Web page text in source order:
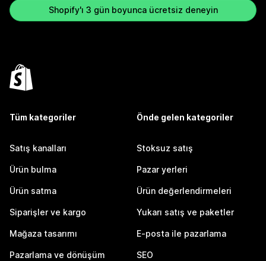
Shopify'ı 3 gün boyunca ücretsiz deneyin
Tüm kategoriler
Satış kanalları
Ürün bulma
Ürün satma
Siparişler ve kargo
Mağaza tasarımı
Pazarlama ve dönüşüm
Önde gelen kategoriler
Stoksuz satış
Pazar yerleri
Ürün değerlendirmeleri
Yukarı satış ve paketler
E-posta ile pazarlama
SEO